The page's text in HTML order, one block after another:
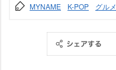
MYNAME K-POP グルメ